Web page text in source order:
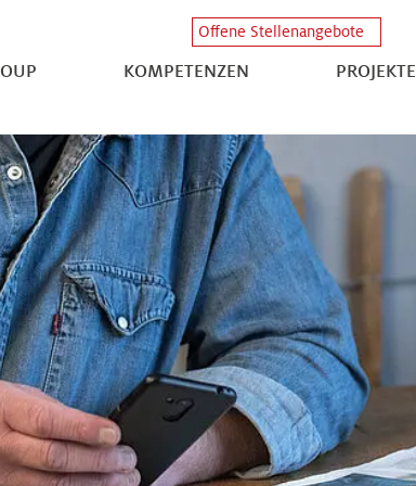
Offene Stellenangebote
KOMPETENZEN PROJEKTE